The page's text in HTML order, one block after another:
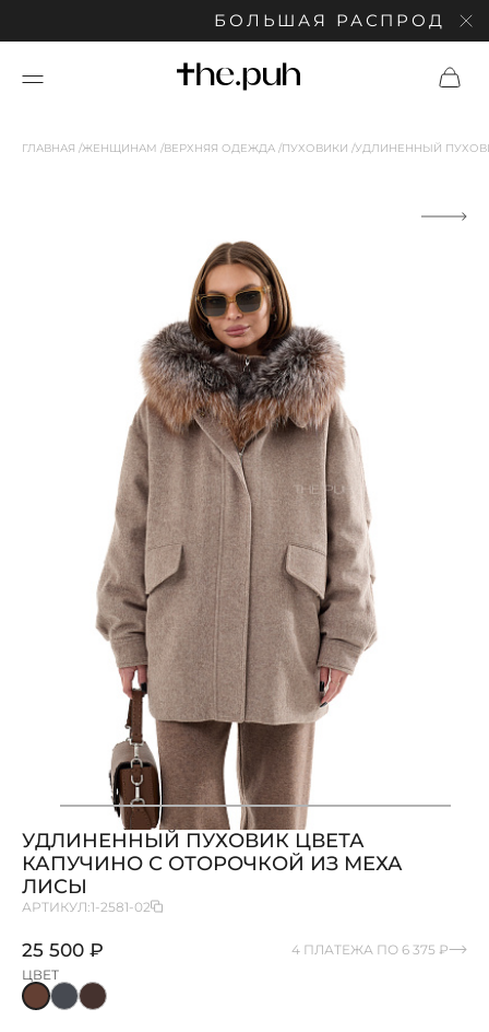
БОЛЬШАЯ РАСПРОДАЖА:
ГЛАВНАЯ ЖЕНЩИНАМ ВЕРХНЯЯ ОДЕЖДА ПУХОВИКИ УДЛИНЕННЫЙ
УДЛИНЕННЫЙ ПУХОВИК ЦВЕТА
КАПУЧИНО С ОТОРОЧКОЙ ИЗ МЕХА
ЛИСЫ
АРТИКУЛ:1-2581-02
25 500 ₽
4 ПЛАТЕЖА ПО 6 375 ₽
ЦВЕТ